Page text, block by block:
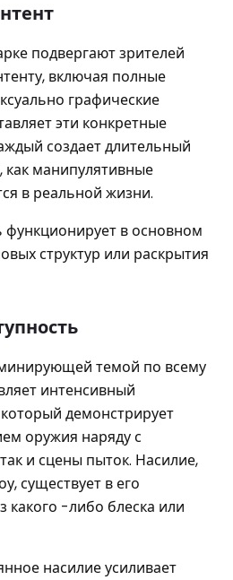
подвергают зрителей
включая полные
графические
эти конкретные
создает длительный
как манипулятивные
в реальной жизни.
в основном
структур или раскрытия
темой по всему
интенсивный
демонстрирует
оружия наряду с
и сцены пыток. Насилие,
существует в его
-либо блеска или
насилие усиливает